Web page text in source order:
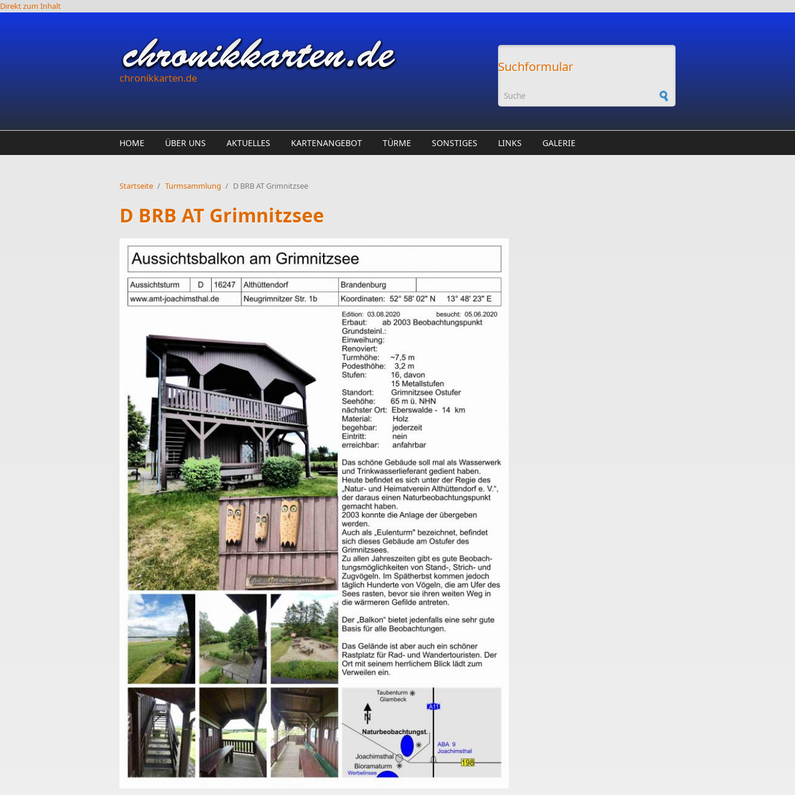
Direkt zum Inhalt
chronikkarten.de
Suchformular
HOME ÜBER UNS AKTUELLES KARTENANGEBOT TÜRME SONSTIGES LINKS GALERIE
Startseite / Turmsammlung / D BRB AT Grimnitzsee
D BRB AT Grimnitzsee